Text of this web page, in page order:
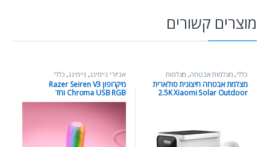
מוצרים קשורים
כללי, מצלמות אבטחה, מצלמות
אבטחה וציוד צילום
מצלמת אבטחה חיצונית סולארית
2.5K Xiaomi Solar Outdoor
אביזרי גיימינג, גיימינג, כללי
מיקרופון Razer Seiren V3
Chroma USB RGB ורוד